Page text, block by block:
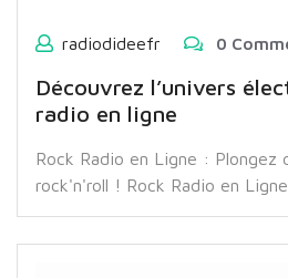
radiodideefr 0
Découvrez l’univers
radio en ligne
Rock Radio en Ligne : Plongez
rock'n'roll ! Rock Radio en